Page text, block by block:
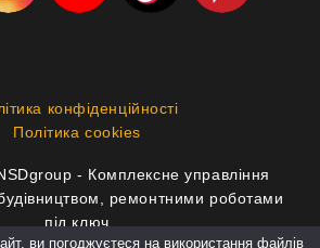
конфіденційності
Політика cookies
- Комплексне управління
ремонтними роботами
під ключ
ви погоджуєтеся на використання файлів